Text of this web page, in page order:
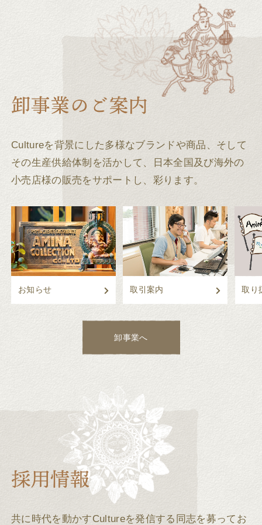
Cultureを背景にした多様なブランドや商品、そして
その生産供給体制を活かして、
日本全国及び海外の
小売店様の販売をサポートし、彩ります。
お知らせ 取引案内 取り
卸事業へ
共に時代を動かすCultureを発信する同志を募ってお